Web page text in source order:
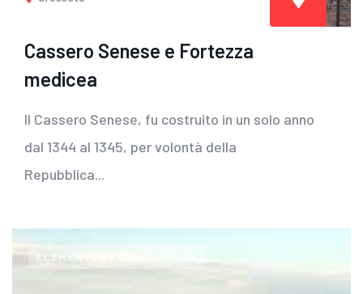
Cassero Senese e Fortezza
medicea
Il Cassero Senese, fu costruito in un solo anno
dal 1344 al 1345, per volontà della
Repubblica...
ELEMENTI NATURALISTICI